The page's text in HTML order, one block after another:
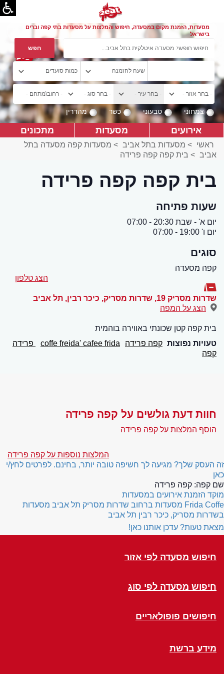
מסעדות, הזמנת מקום במסעדה, חיפוש והמלצות על מסעדות בתי קפה וברים
בישראל
צמחוני טבעוני כשר מהדרין
אירועים מסעדות מתכונים
ראשי > מסעדות בתל אביב > מסעדות קפה מסעדה בתל
אביב > בית קפה קפה פרידה
בית קפה קפה פרידה
שעות פתיחה
יום א' - שבת 20:30 - 07:00
יום ו' 19:00 - 07:00
סוגים
קפה מסעדה
הצג טלפון
שדרות מסריק 19, שדרות מסריק, כיכר רבין , תל אביב
הצג על המפה
בית קפה קטן שכונתי באווירה בוהמית
טעויות נפוצות קפה פרידה coffe freida' cafee frida
פרידה
קפה
חוות דעת גולשים על קפה פרידה
הוסף המלצות על קפה פרידה
המלצות נוספות על קפה פרידה
זה העסק שלך? מגיעה לך חשיפה טובה יותר, בחינם. לפרטים לחץ/י
כאן
שם קפה: קפה פרידה
מוקד הזמנת אירועים במסעדות
Frida Coffe מסעדות ברחוב שדרות מסריק תל אביב מסעדות
בשדרות מסריק, כיכר רבין תל אביב
מצאת טעות? עדכן אותנו כאן!
חיפוש מסעדה לפי אזור
חיפוש מסעדה לפי סוג
חיפושים פופולאריים
מידע ברשת